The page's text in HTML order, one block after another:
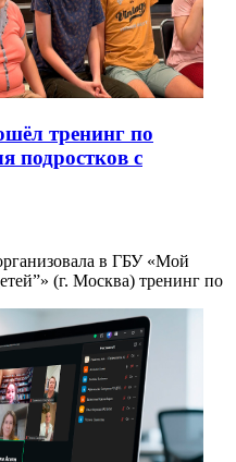
тренинг по
подростков с
в ГБУ «Мой
(г. Москва) тренинг по